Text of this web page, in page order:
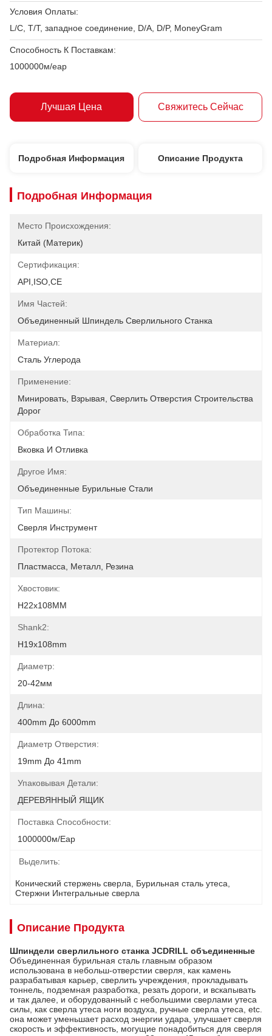
Условия Оплаты:
L/C, T/T, западное соединение, D/A, D/P, MoneyGram
Способность К Поставкам:
1000000м/еар
Лучшая Цена Свяжитесь Сейчас
Подробная Информация Описание Продукта
Подробная Информация
Место Происхождения:
Китай (материк)
Сертификация:
API,ISO,CE
Имя Частей:
Объединенный Шпиндель Сверлильного Станка
Материал:
Сталь Углерода
Применение:
Минировать, Взрывая, Сверлить Отверстия Строительства
Дорог
Обработка Типа:
Вковка И Отливка
Другое Имя:
Объединенные Бурильные Стали
Тип Машины:
Сверля Инструмент
Протектор Потока:
Пластмасса, Металл, Резина
Хвостовик:
H22x108MM
Shank2:
H19x108mm
Диаметр:
20-42мм
Длина:
400mm До 6000mm
Диаметр Отверстия:
19mm До 41mm
Упаковывая Детали:
ДЕРЕВЯННЫЙ ЯЩИК
Поставка Способности:
1000000м/еар
Выделить:
Конический стержень сверла Бурильная сталь утеса
Стержни Интегральные сверла
Описание Продукта
Шпиндели сверлильного станка JCDRILL объединенные
Объединенная бурильная сталь главным образом
использована в небольш-отверстии сверля, как камень
разрабатывая карьер, сверлить учреждения, прокладывать
тоннель, подземная разработка, резать дороги, и вскапывать
и так далее, и оборудованный с небольшими сверлами утеса
силы, как сверла утеса ноги воздуха, ручные сверла утеса, etc.
она может уменьшает расход энергии удара, улучшает сверля
скорость и эффективность, могущие понадобиться для сверля